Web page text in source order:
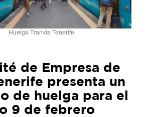
Huelga Tranvía Tenerife
de Empresa de
presenta un
de huelga para el
9 de febrero